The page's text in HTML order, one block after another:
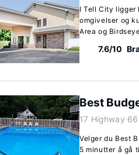
I Tell City ligger
omgivelser og
Area og
7.6/10
Best
17 Highway
Velger du Best
5 minutter å gå